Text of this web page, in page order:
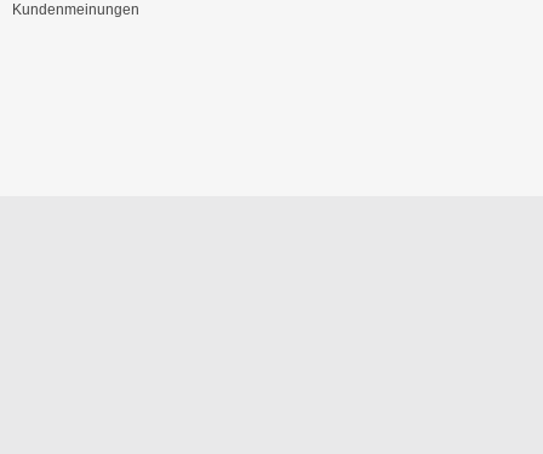
Kundenmeinungen